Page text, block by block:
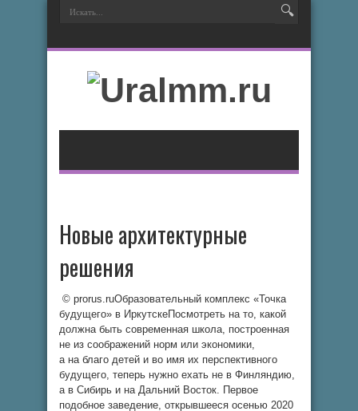
Новые архитектурные
решения
© prorus.ruОбразовательный комплекс «Точка
будущего» в ИркутскеПосмотреть на то, какой
должна быть современная школа, построенная
не из соображений норм или экономики,
а на благо детей и во имя их перспективного
будущего, теперь нужно ехать не в Финляндию,
а в Сибирь и на Дальний Восток. Первое
подобное заведение, открывшееся осенью 2020